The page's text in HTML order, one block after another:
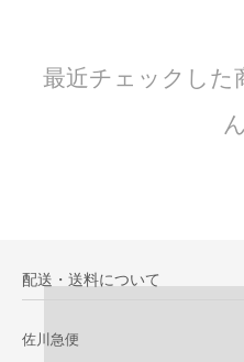
最近チェックした
配送・送料について
佐川急便